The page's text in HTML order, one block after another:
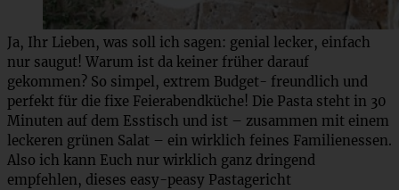
Ja, Ihr Lieben, was soll ich sagen: genial lecker, einfach
nur saugut! Warum ist da keiner früher darauf
gekommen? So simpel, extrem Budget- freundlich und
perfekt für die fixe Feierabendküche! Die Pasta steht in 30
Minuten auf dem Esstisch und ist – zusammen mit einem
leckeren grünen Salat – ein wirklich feines Familienessen.
Also ich kann Euch nur wirklich ganz dringend
empfehlen, dieses easy-peasy Pastagericht